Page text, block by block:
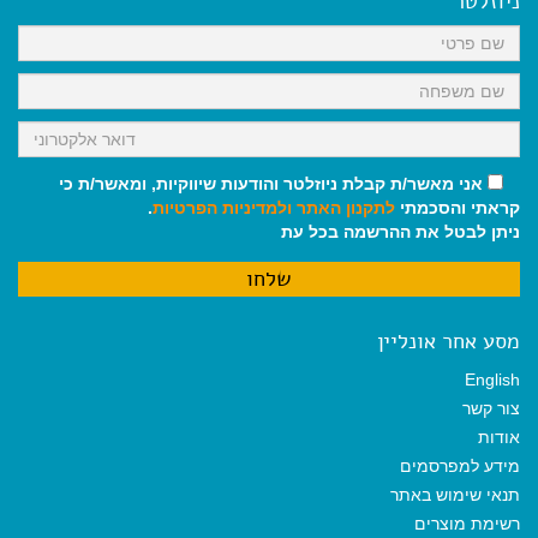
k
p
m
אני מאשר/ת קבלת ניוזלטר והודעות שיווקיות, ומאשר/ת כי
קראתי והסכמתי לתקנון האתר ולמדיניות הפרטיות.
ניתן לבטל את ההרשמה בכל עת
מסע אחר אונליין
English
צור קשר
אודות
מידע למפרסמים
תנאי שימוש באתר
רשימת מוצרים